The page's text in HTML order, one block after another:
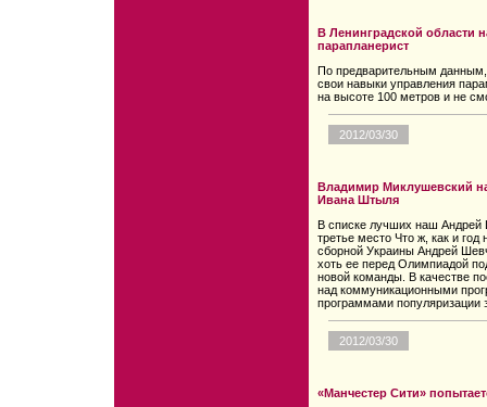
В Ленинградской области
парапланерист
По предварительным данным,
свои навыки управления
на высоте 100 метров и не
2012/03/30
Владимир Миклушевский
Ивана Штыля
В списке лучших наш Андрей
третье место Что ж, как и
сборной Украины Андрей
хоть ее перед Олимпиадой
новой команды. В качестве
над коммуникационными
программами популяризации
2012/03/30
«Манчестер Сити»